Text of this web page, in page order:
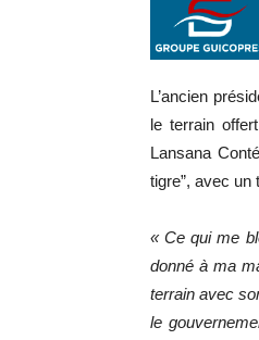
L’ancien
le terrain
Lansana
tigre”, avec un
« Ce qui me
donné à ma
terrain avec
le